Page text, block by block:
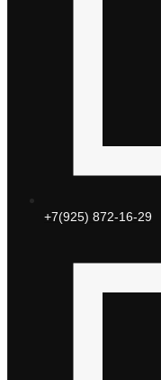
+7(925) 872-16-29